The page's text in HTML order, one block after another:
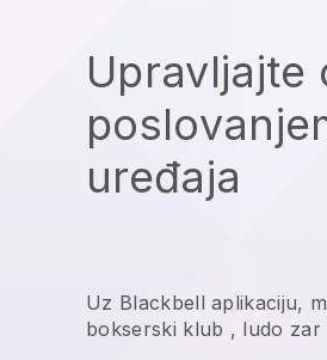
Upravljajte
uređaja
Uz Blackbell aplikaciju,
bokserski klub , ludo zar